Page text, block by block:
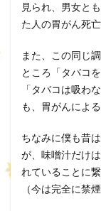
見られ、男女と
た人の胃がん死
また、この同じ
ところ「タバコ
「タバコは吸わ
も、胃がんによ
ちなみに僕も昔
が、味噌汁だけ
れていることに
（今は完全に禁